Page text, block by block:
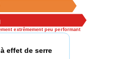
extrêmement peu performant
effet de serre